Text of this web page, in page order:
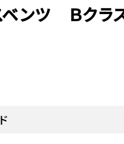
ベンツ Ｂクラ